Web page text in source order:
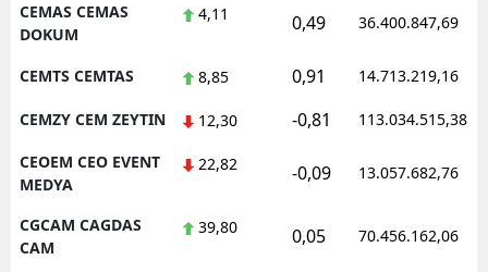
CEMAS CEMAS
DOKUM
4,11 0,49 36.400.847,69
CEMTS CEMTAS 8,85 0,91 14.713.219,16
CEMZY CEM ZEYTIN 12,30 -0,81 113.034.515,38
CEOEM CEO EVENT
MEDYA
22,82 -0,09 13.057.682,76
CGCAM CAGDAS
CAM
39,80 0,05 70.456.162,06